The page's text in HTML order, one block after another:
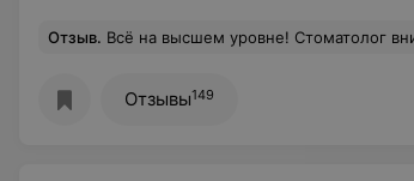
Отзыв. Всё на высшем уровне! Стоматолог внимательный,
Отзывы149